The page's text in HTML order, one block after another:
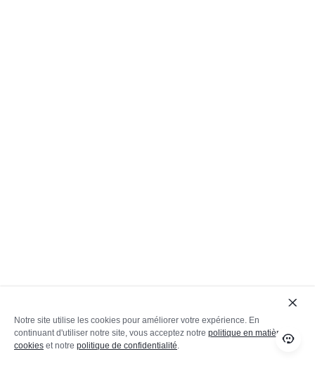
Notre site utilise les cookies pour améliorer votre expérience. En
continuant d'utiliser notre site, vous acceptez notre politique en matière de
cookies et notre politique de confidentialité.